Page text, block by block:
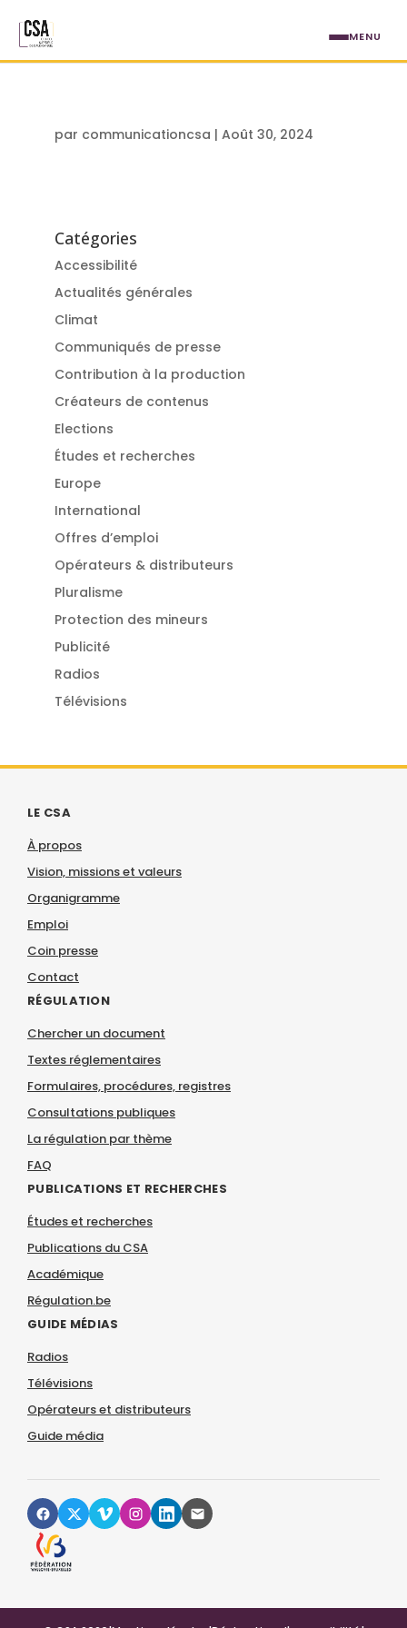
par communicationcsa | Août 30, 2024
Catégories
Accessibilité
Actualités générales
Climat
Communiqués de presse
Contribution à la production
Créateurs de contenus
Elections
Études et recherches
Europe
International
Offres d’emploi
Opérateurs & distributeurs
Pluralisme
Protection des mineurs
Publicité
Radios
Télévisions
LE CSA
À propos
Vision, missions et valeurs
Organigramme
Emploi
Coin presse
Contact
RÉGULATION
Chercher un document
Textes réglementaires
Formulaires, procédures, registres
Consultations publiques
La régulation par thème
FAQ
PUBLICATIONS ET RECHERCHES
Études et recherches
Publications du CSA
Académique
Régulation.be
GUIDE MÉDIAS
Radios
Télévisions
Opérateurs et distributeurs
Guide média
MENU